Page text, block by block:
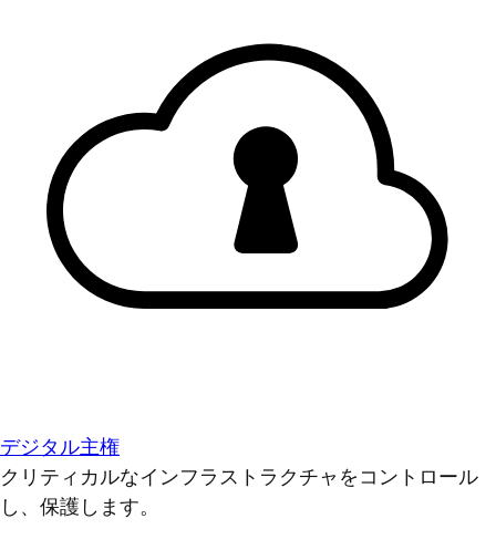
デジタル主権
クリティカルなインフラストラクチャをコントロール
し、保護します。